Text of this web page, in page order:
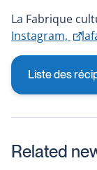
La Fabrique
Instagram,
will
a
Liste des
Related